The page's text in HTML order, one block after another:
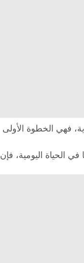
فهي الخطوة الأولى
الحياة اليومية، فإن